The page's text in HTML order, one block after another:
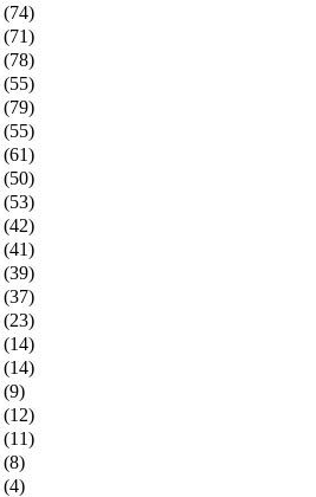
(74)
(71)
(78)
(55)
(79)
(55)
(61)
(50)
(53)
(42)
(41)
(39)
(37)
(23)
(14)
(14)
(9)
(12)
(11)
(8)
(4)